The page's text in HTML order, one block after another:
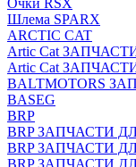
Очки RSX
Шлема SPARX
ARCTIC CAT
Artic Cat
Artic Cat
BALTMOTORS
BASEG
BRP
BRP ЗАПЧАСТИ
BRP ЗАПЧАСТИ
BRP ЗАПЧАСТИ